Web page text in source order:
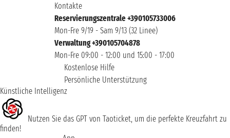
Kontakte
Reservierungszentrale +390105733006
Mon-Fre 9/19 - Sam 9/13 (32 Linee)
Verwaltung +390105704878
Mon-Fre 09:00 - 12:00 und 15:00 - 17:00
Kostenlose Hilfe
Persönliche Unterstützung
Künstliche Intelligenz
Nutzen Sie das GPT von Taoticket, um die perfekte Kreuzfahrt zu
finden!